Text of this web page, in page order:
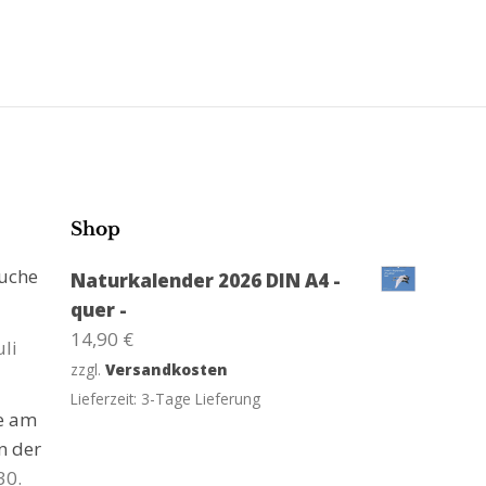
am
der
Shop
Naturkalender 2026 DIN A4 -
quer -
14,90 €
zzgl.Versandkosten
Lieferzeit: 3-Tage Lieferung